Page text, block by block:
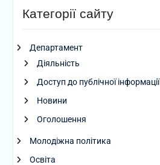
Категорії сайту
Департамент
Діяльність
Доступ до публічної інформації
Новини
Оголошення
Молодіжна політика
Освіта